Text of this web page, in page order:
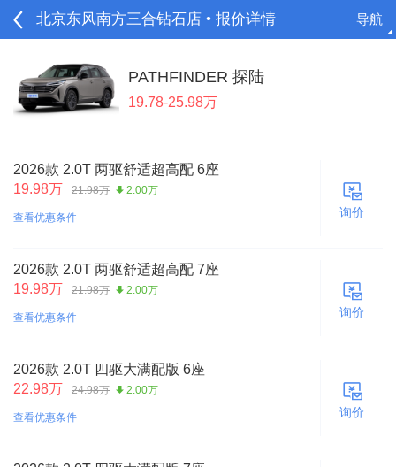
北京东风南方三合钻石店 • 报价详情 导航
PATHFINDER 探陆
19.78-25.98万
2026款 2.0T 两驱舒适超高配 6座
19.98万
21.98万 2.00万
查看优惠条件 询价
2026款 2.0T 两驱舒适超高配 7座
19.98万
21.98万 2.00万
查看优惠条件 询价
2026款 2.0T 四驱大满配版 6座
22.98万
24.98万 2.00万
查看优惠条件 询价